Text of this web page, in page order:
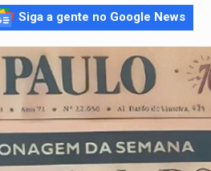
Siga a gente no Google News